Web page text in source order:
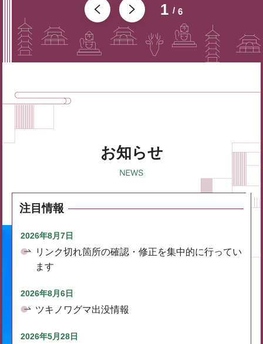
1 6
お知らせ
注目情報
2026年8月7日
リンク切れ箇所の確認・修正を集中的に行ってい
ます
2026年8月6日
ツキノワグマ出没情報
2026年5月28日